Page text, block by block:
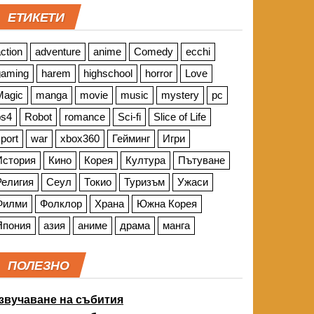
ЕТИКЕТИ
adventure anime Comedy
ecchi
harem highschool horror
Love
manga movie music mystery
pc
Robot romance Sci-fi
Slice of Life
war xbox360 Гейминг
Игри
Кино Корея Култура
Пътуване
Сеул Токио Туризъм
Ужаси
Фолклор Храна
Южна Корея
азия аниме драма манга
ПОЛЕЗНО
на събития